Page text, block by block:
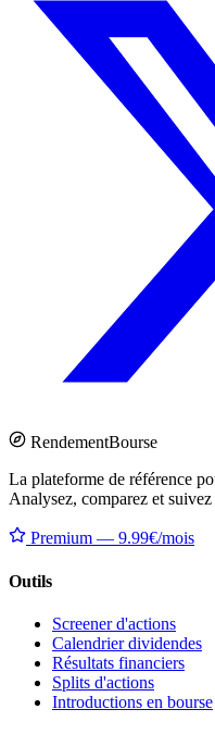
RendementBourse
La plateforme de référence
Analysez, comparez et
Premium — 9.99€/mois
Outils
Screener d'actions
Calendrier dividendes
Résultats financiers
Splits d'actions
Introductions en bourse